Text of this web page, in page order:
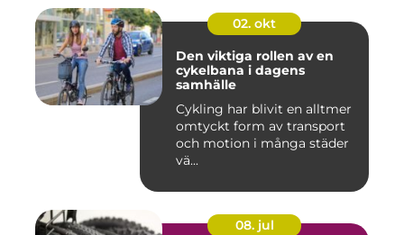
02. okt
Den viktiga rollen av en
cykelbana i dagens
samhälle
Cykling har blivit en alltmer
omtyckt form av transport
och motion i många städer
vä...
08. jul